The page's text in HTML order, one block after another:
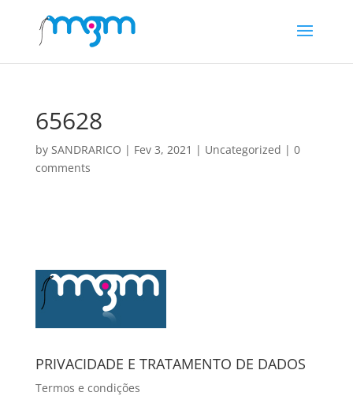
65628
by SANDRARICO | Fev 3, 2021 | Uncategorized | 0
comments
PRIVACIDADE E TRATAMENTO DE DADOS
Termos e condições